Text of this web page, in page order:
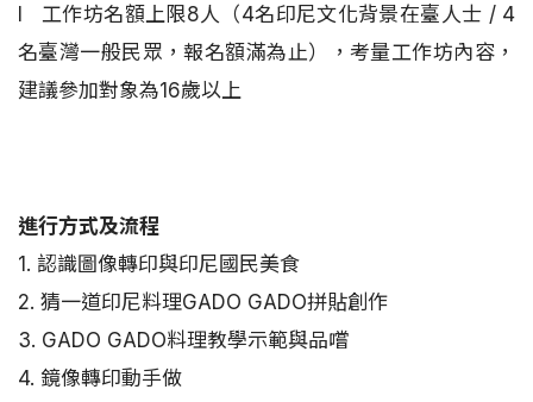
l 工作坊名額上限8人（4名印尼文化背景在臺人士 / 4
名臺灣一般民眾，報名額滿為止），考量工作坊內容，
建議參加對象為16歲以上
進行方式及流程
1. 認識圖像轉印與印尼國民美食
2. 猜一道印尼料理GADO GADO拼貼創作
3. GADO GADO料理教學示範與品嚐
4. 鏡像轉印動手做